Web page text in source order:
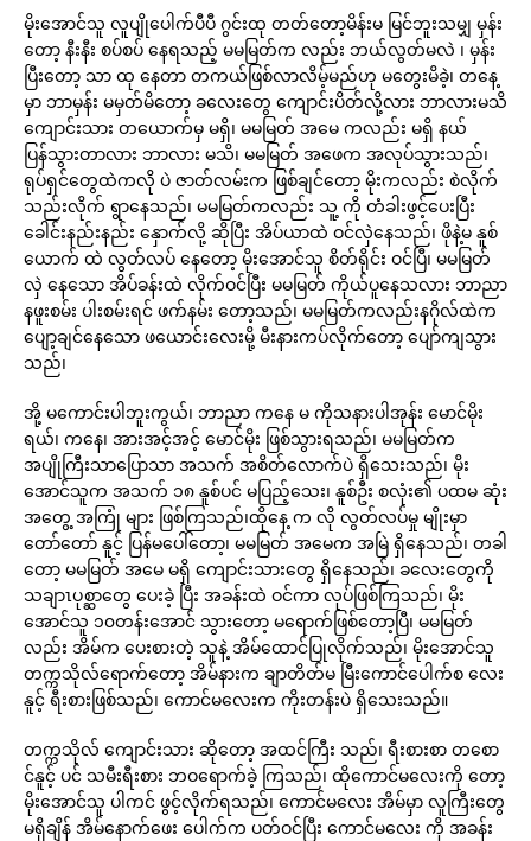
မိုးအောင်သူ လူပျိုပေါက်ပီပီ ဂွင်းထု တတ်တော့မိန်းမ မြင်ဘူးသမျှ မှန်း
တော့ နီးနီး စပ်စပ် နေရသည့် မမမြတ်က လည်း ဘယ်လွတ်မလဲ ၊ မှန်း
ပြီးတော့ သာ ထု နေတာ တကယ်ဖြစ်လာလိမ့်မည်ဟု မတွေးမိခဲ့၊ တနေ့
မှာ ဘာမှန်း မမှတ်မိတော့ ခလေးတွေ ကျောင်းပိတ်လို့လား ဘာလားမသိ
ကျောင်းသား တယောက်မှ မရှိ၊ မမမြတ် အမေ ကလည်း မရှိ နယ်
ပြန်သွားတာလား ဘာလား မသိ၊ မမမြတ် အဖေက အလုပ်သွားသည်၊
ရုပ်ရှင်တွေထဲကလို ပဲ ဇာတ်လမ်းက ဖြစ်ချင်တော့ မိုးကလည်း စဲလိုက်
သည်းလိုက် ရွာနေသည်၊ မမမြတ်ကလည်း သူ့ ကို တံခါးဖွင့်ပေးပြီး
ခေါင်းနည်းနည်း နှောက်လို့ ဆိုပြီး အိပ်ယာထဲ ဝင်လှဲနေသည်၊ ဖိုနဲ့မ နူစ်
ယောက် ထဲ လွတ်လပ် နေတော့ မိုးအောင်သူ စိတ်ရိုင်း ဝင်ပြီ၊ မမမြတ်
လှဲ နေသော အိပ်ခန်းထဲ လိုက်ဝင်ပြီး မမမြတ် ကိုယ်ပူနေသလား ဘာညာ
နဖူးစမ်း ပါးစမ်းရင် ဖက်နမ်း တော့သည်၊ မမမြတ်ကလည်းနဂိုလ်ထဲက
ပျော့ချင်နေသော ဖယောင်းလေးမို့ မီးနားကပ်လိုက်တော့ ပျော်ကျသွား
သည်၊
အို့ မကောင်းပါဘူးကွယ်၊ ဘာညာ ကနေ မ ကိုသနားပါအုန်း မောင်မိုး
ရယ်၊ ကနေ၊ အားအင့်အင့် မောင်မိုး ဖြစ်သွားရသည်၊ မမမြတ်က
အပျိုကြီးသာပြောသာ အသက် အစိတ်လောက်ပဲ ရှိသေးသည်၊ မိုး
အောင်သူက အသက် ၁၈ နူစ်ပင် မပြည့်သေး၊ နူစ်ဦး စလုံး၏ ပထမ ဆုံး
အတွေ့ အကြုံ များ ဖြစ်ကြသည်၊ထိုနေ့ က လို လွတ်လပ်မှု မျိုးမှာ
တော်တော် နူင့် ပြန်မပေါ်တော့၊ မမမြတ် အမေက အမြဲ ရှိနေသည်၊ တခါ
တော့ မမမြတ် အမေ မရှိ ကျောင်းသားတွေ ရှိနေသည်၊ ခလေးတွေကို
သချာၤပုစ္ဆာတွေ ပေးခဲ့ ပြီး အခန်းထဲ ဝင်ကာ လုပ်ဖြစ်ကြသည်၊ မိုး
အောင်သူ ၁၀တန်းအောင် သွားတော့ မရောက်ဖြစ်တော့ပြီ၊ မမမြတ်
လည်း အိမ်က ပေးစားတဲ့ သူနဲ့ အိမ်ထောင်ပြုလိုက်သည်၊ မိုးအောင်သူ
တက္ကသိုလ်ရောက်တော့ အိမ်နားက ချာတိတ်မ မြီးကောင်ပေါက်စ လေး
နူင့် ရီးစားဖြစ်သည်၊ ကောင်မလေးက ကိုးတန်းပဲ ရှိသေးသည်။
တက္ကသိုလ် ကျောင်းသား ဆိုတော့ အထင်ကြီး သည်၊ ရီးစားစာ တစော
င်နူင့် ပင် သမီးရီးစား ဘဝရောက်ခဲ့ ကြသည်၊ ထိုကောင်မလေးကို တော့
မိုးအောင်သူ ပါကင် ဖွင့်လိုက်ရသည်၊ ကောင်မလေး အိမ်မှာ လူကြီးတွေ
မရှိချိန် အိမ်နောက်ဖေး ပေါက်က ပတ်ဝင်ပြီး ကောင်မလေး ကို အခန်း